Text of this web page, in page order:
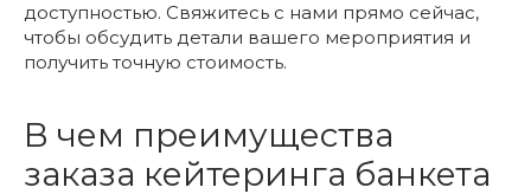
доступностью. Свяжитесь с нами прямо сейчас,
чтобы обсудить детали вашего мероприятия и
получить точную стоимость.
В чем преимущества
заказа кейтеринга банкета